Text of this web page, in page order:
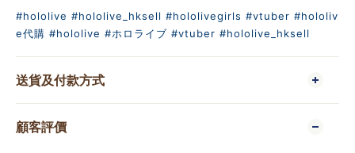
#hololive #hololive_hksell #hololivegirls #vtuber #hololiv
e代購 #hololive #ホロライブ #vtuber #hololive_hksell
送貨及付款方式
顧客評價